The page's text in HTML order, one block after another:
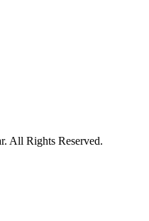
All Rights Reserved.